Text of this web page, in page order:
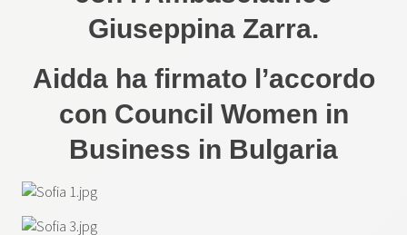
Giuseppina Zarra.
Aidda ha firmato l’accordo
con Council Women in
Business in Bulgaria